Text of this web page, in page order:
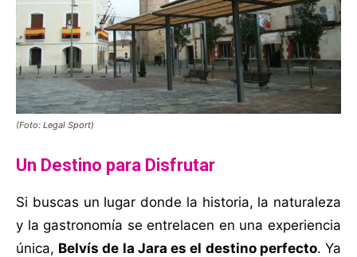
(Foto: Legal Sport)
Un Destino para Disfrutar
Si buscas un lugar donde la historia, la naturaleza
y la gastronomía se entrelacen en una experiencia
única, Belvís de la Jara es el destino perfecto. Ya